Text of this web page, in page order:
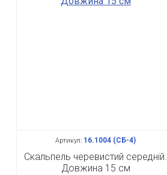
Артикул: 16.1004 (СБ-4)
Скальпель черевистий середній.
Довжина 15 см